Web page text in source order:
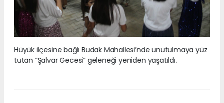
Hüyük ilçesine bağlı Budak Mahallesi’nde unutulmaya yüz
tutan “Şalvar Gecesi” geleneği yeniden yaşatıldı.